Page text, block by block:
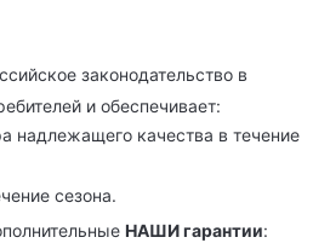
законодательство в
и обеспечивает:
надлежащего качества в течение
сезона.
НАШИ гарантии: